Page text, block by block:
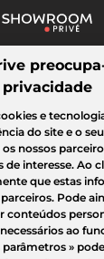
um
Desporto
privacidade
e
do site e o
nossos
de interesse. Ao
que estas
Pode
conteúdos
ao
»